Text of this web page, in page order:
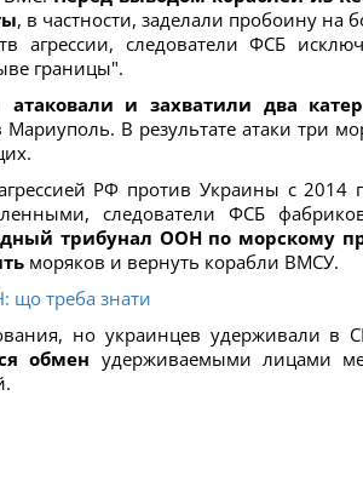
, в частности, заделали пробоину на
агрессии, следователи ФСБ
границы".
атаковали и захватили два
В результате атаки три
РФ против Украины с 2014
следователи ФСБ
трибунал ООН по морскому
моряков и вернуть корабли ВМСУ.
що треба знати
но украинцев удерживали в
обмен удерживаемыми лицами